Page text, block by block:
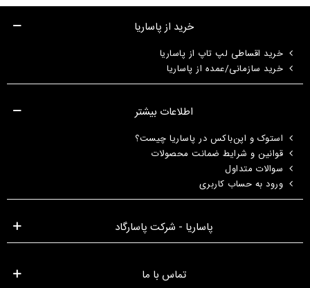
خرید از پاساریا
خرید اقساطی لپ تاپ از پاساریا
خرید سازمانی/عمده از پاساریا
اطلاعات بیشتر
استوک و اپن‌باکس در پاساریا چیست؟
قوانین و شرایط ضمانت محصولات
سوالات متداول
ورود به حساب کاربری
پاساریا - شرکت پاسارگاد
تماس با ما